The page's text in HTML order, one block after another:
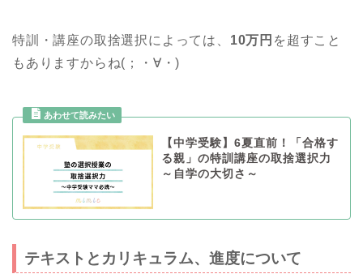
特訓・講座の取捨選択によっては、 10万円 を超すこと
もありますからね(；・∀・)
【中学受験】6夏直前！「合格す
る親」の特訓講座の取捨選択力
～自学の大切さ～
テキストとカリキュラム、進度について